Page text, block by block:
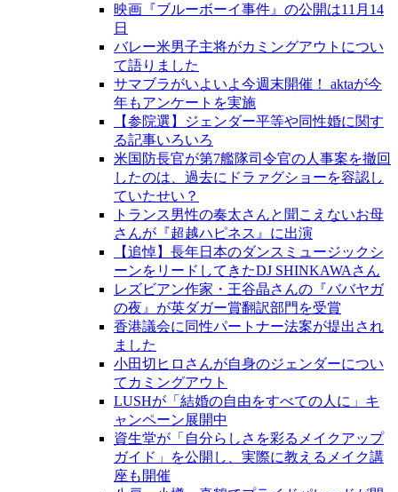
映画『ブルーボーイ事件』の公開は11月14
日
バレー米男子主将がカミングアウトについ
て語りました
サマブラがいよいよ今週末開催！ aktaが今
年もアンケートを実施
【参院選】ジェンダー平等や同性婚に関す
る記事いろいろ
米国防長官が第7艦隊司令官の人事案を撤回
したのは、過去にドラァグショーを容認し
ていたせい？
トランス男性の奏太さんと聞こえないお母
さんが『超越ハピネス』に出演
【追悼】長年日本のダンスミュージックシ
ーンをリードしてきたDJ SHINKAWAさん
レズビアン作家・王谷晶さんの『ババヤガ
の夜』が英ダガー賞翻訳部門を受賞
香港議会に同性パートナー法案が提出され
ました
小田切ヒロさんが自身のジェンダーについ
てカミングアウト
LUSHが「結婚の自由をすべての人に」キ
ャンペーン展開中
資生堂が「自分らしさを彩るメイクアップ
ガイド」を公開し、実際に教えるメイク講
座も開催